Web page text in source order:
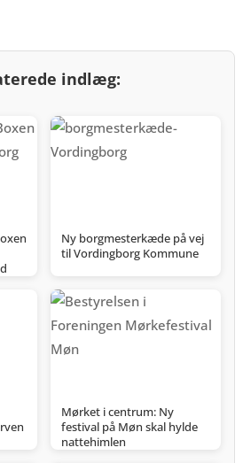
indlæg:
Ny borgmesterkæde på vej
til Vordingborg Kommune
Mørket i centrum: Ny
festival på Møn skal hylde
nattehimlen